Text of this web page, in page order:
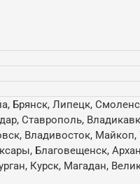
Брянск, Липецк,
Ставрополь,
Владивосток,
Благовещенск,
Курск, Магадан,